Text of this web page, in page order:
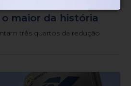
sofre corte de
o maior da história
três quartos da redução